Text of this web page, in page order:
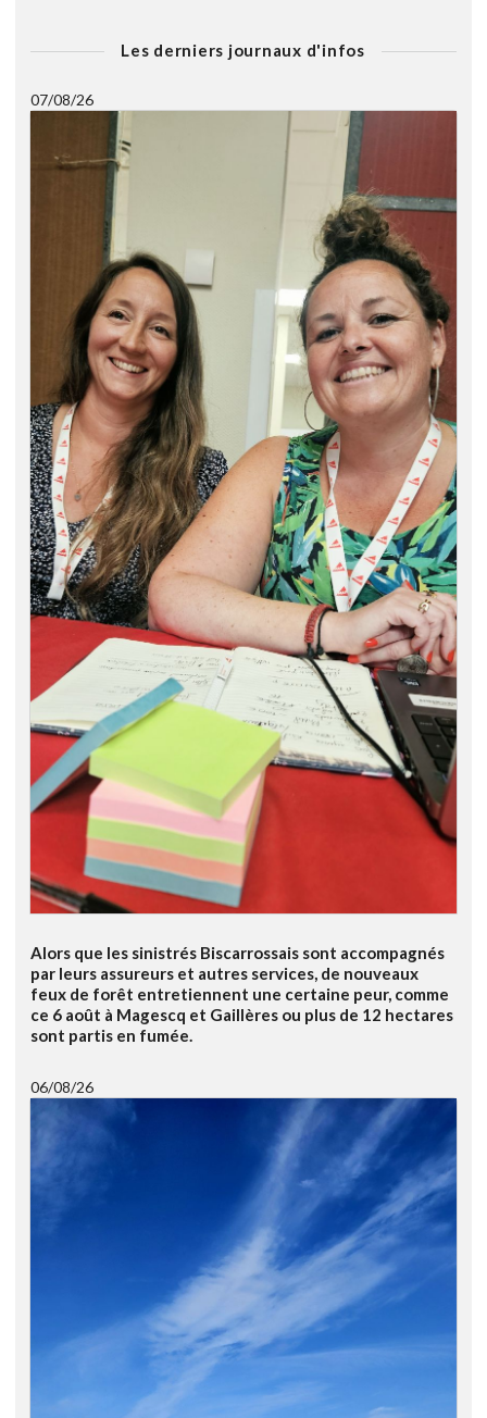
Les derniers journaux d'infos
07/08/26
Alors que les sinistrés Biscarrossais sont accompagnés
par leurs assureurs et autres services, de nouveaux
feux de forêt entretiennent une certaine peur, comme
ce 6 août à Magescq et Gaillères ou plus de 12 hectares
sont partis en fumée.
06/08/26